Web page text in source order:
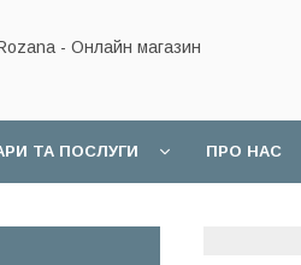
- Онлайн магазин
ТА ПОСЛУГИ ПРО НАС